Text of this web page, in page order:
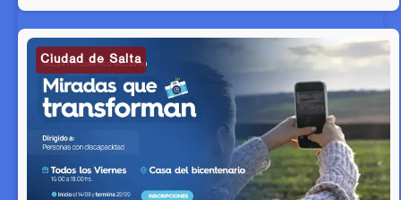
Ciudad de Salta